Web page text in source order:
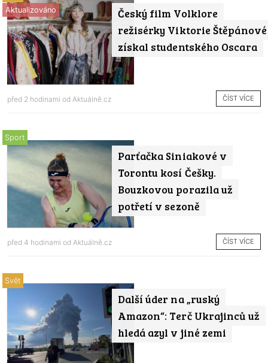
Český film Volklore
režisérky Viktorie Štěpánové
získal studentského Oscara
Aktualizováno
před 2 hodinami od Aktuálně.cz ČÍST VÍCE
Parťačka Siniakové v
Torontu kosí Češky.
Bouzkovou porazila už
potřetí v sezoně
Sport
před 4 hodinami od Aktuálně.cz ČÍST VÍCE
Další úder na „ruský
Amazon“: Terč Ukrajinců už
hledá azyl v jiné zemi
Svět